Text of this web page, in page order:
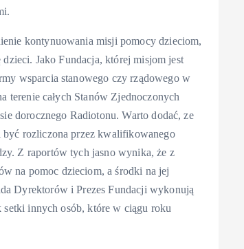
kontynuowania misji pomocy dzieciom,
Jako Fundacja, której misjom jest
wsparcia stanowego czy rządowego w
terenie całych Stanów Zjednoczonych
dorocznego Radiotonu. Warto dodać, ze
być rozliczona przez kwalifikowanego
Z raportów tych jasno wynika, że z
na pomoc dzieciom, a środki na jej
Dyrektorów i Prezes Fundacji wykonują
setki innych osób, które w ciągu roku